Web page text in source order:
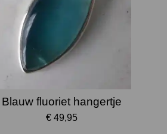
Blauw fluoriet hangertje
€ 49,95